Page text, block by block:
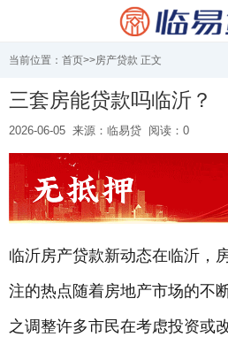
当前位置： 首页>>房产贷款 正文
三套房能贷款吗临沂？
2026-06-05 来源：临易贷 阅读：0
临沂房产贷款新动态在临沂，
注的热点随着房地产市场的不
之调整许多市民在考虑投资或